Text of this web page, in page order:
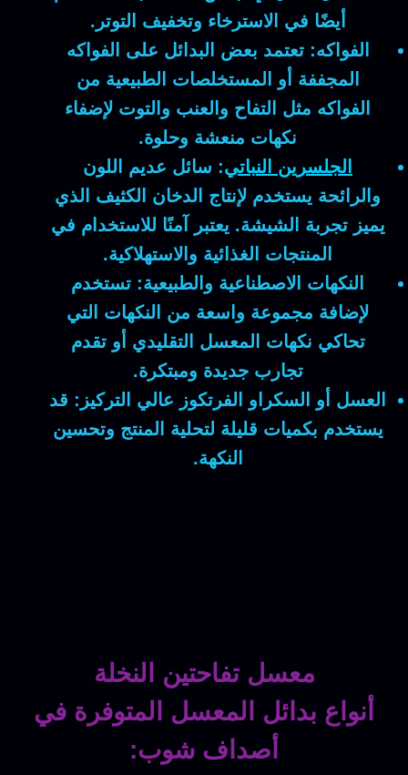
أيضًا في الاسترخاء وتخفيف التوتر.
الفواكه: تعتمد بعض البدائل على الفواكه
المجففة أو المستخلصات الطبيعية من
الفواكه مثل التفاح والعنب والتوت لإضفاء
نكهات منعشة وحلوة.
الجلسرين النباتي: سائل عديم اللون
والرائحة يستخدم لإنتاج الدخان الكثيف الذي
يميز تجربة الشيشة. يعتبر آمنًا للاستخدام في
المنتجات الغذائية والاستهلاكية.
النكهات الاصطناعية والطبيعية: تستخدم
لإضافة مجموعة واسعة من النكهات التي
تحاكي نكهات المعسل التقليدي أو تقدم
تجارب جديدة ومبتكرة.
العسل أو السكراو الفرتكوز عالي التركيز: قد
يستخدم بكميات قليلة لتحلية المنتج وتحسين
النكهة.
معسل تفاحتين النخلة
أنواع بدائل المعسل المتوفرة في
أصداف شوب: